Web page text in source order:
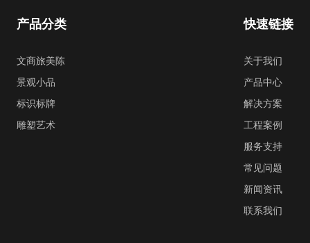
快速链接
关于我们
产品中心
解决方案
工程案例
服务支持
常见问题
新闻资讯
联系我们
产品分类
文商旅美陈
景观小品
标识标牌
雕塑艺术